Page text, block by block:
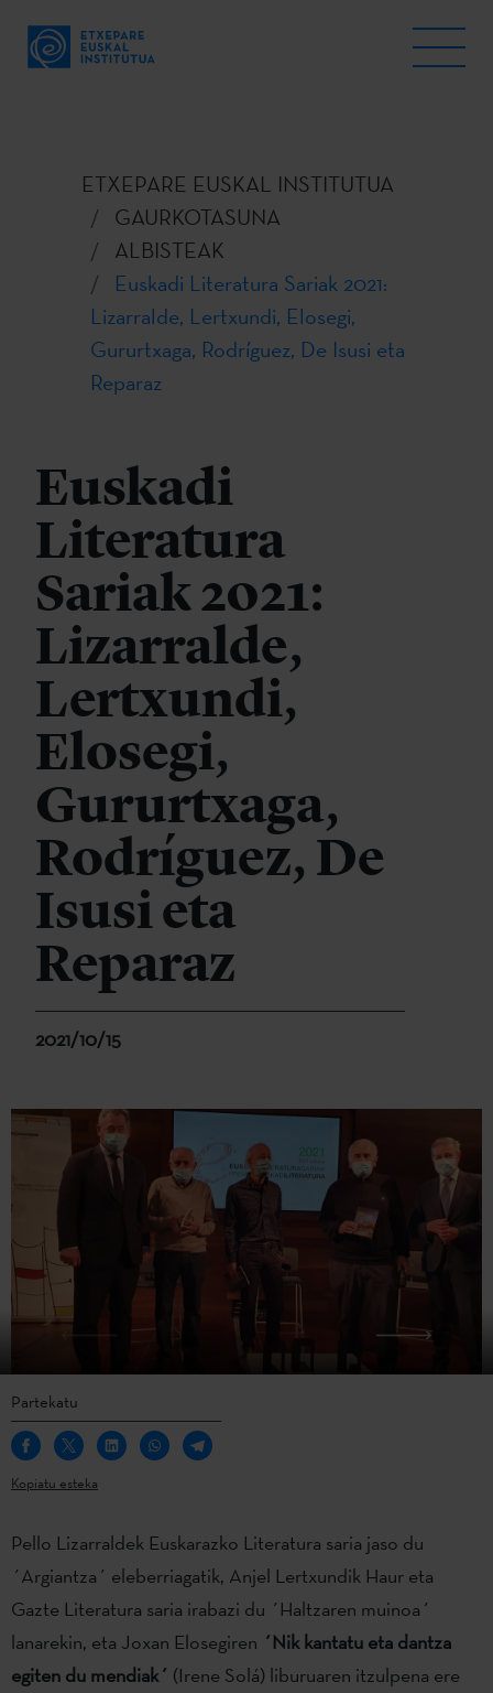
ETXEPARE EUSKAL INSTITUTUA
GAURKOTASUNA
ALBISTEAK
Euskadi Literatura Sariak 2021:
Lizarralde, Lertxundi, Elosegi,
Gururtxaga, Rodríguez, De Isusi eta
Reparaz
Euskadi
Literatura
Sariak 2021:
Lizarralde,
Lertxundi,
Elosegi,
Gururtxaga,
Rodríguez, De
Isusi eta
Reparaz
2021/10/15
Partekatu
Kopiatu esteka
Pello Lizarraldek Euskarazko Literatura saria jaso du
´Argiantza´ eleberriagatik, Anjel Lertxundik Haur eta
Gazte Literatura saria irabazi du ´Haltzaren muinoa´
lanarekin, eta Joxan Elosegiren ´Nik kantatu eta dantza
egiten du mendiak´ (Irene Solá) liburuaren itzulpena ere